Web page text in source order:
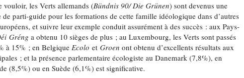
vouloir, les Verts allemands (Bündnis 90/ Die Grünen) sont devenus une
de parti-guide pour les formations de cette famille idéologique dans d’autres
et suivre leur exemple conduit assurément à des succès : aux Pays-
Gréng a obtenu 10 sièges de plus ; au Luxembourg, les Verts sont passés
à 15% ; en BelgiqueEcolo etGroen ont obtenu d’excellents résultats aux
; et la présence parlementaire écologiste au Danemark (7,8%), en
(8,5%) ou en Suède (6,1%) est significative.